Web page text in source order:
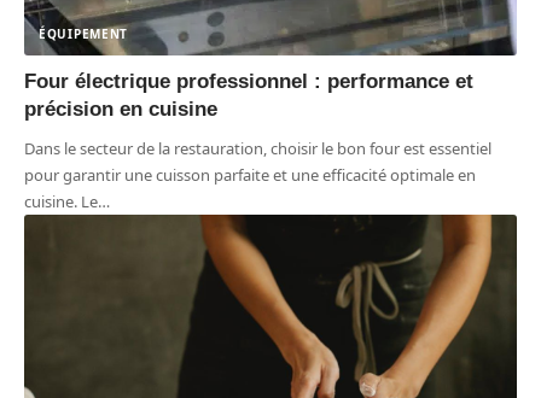
ÉQUIPEMENT
Four électrique professionnel : performance et
précision en cuisine
Dans le secteur de la restauration, choisir le bon four est essentiel
pour garantir une cuisson parfaite et une efficacité optimale en
cuisine. Le…